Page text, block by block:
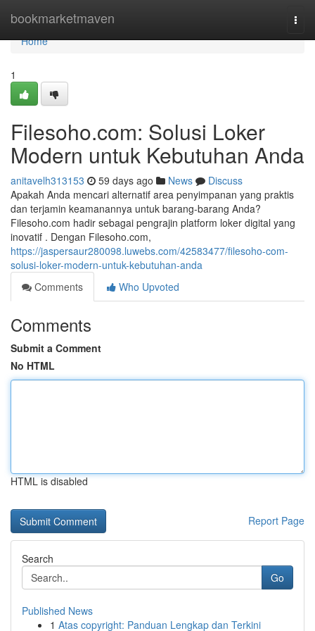
bookmarketmaven
Home
Home
1
Filesoho.com: Solusi Loker
Modern untuk Kebutuhan Anda
anitavelh313153 59 days ago News
Discuss
Apakah Anda mencari alternatif area penyimpanan yang praktis
dan terjamin keamanannya untuk barang-barang Anda?
Filesoho.com hadir sebagai pengrajin platform loker digital yang
inovatif . Dengan Filesoho.com,
https://jaspersaur280098.luwebs.com/42583477/filesoho-com-
solusi-loker-modern-untuk-kebutuhan-anda
Comments
Who Upvoted
Comments
Submit a Comment
No HTML
HTML is disabled
Report Page
Search
Go
Published News
1 Atas copyright: Panduan Lengkap dan Terkini